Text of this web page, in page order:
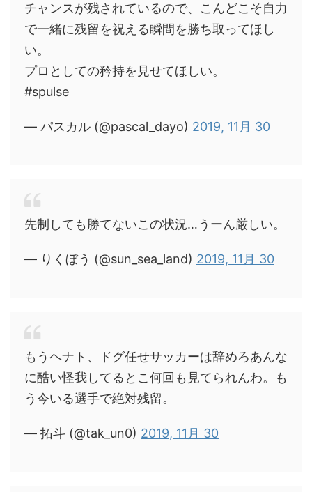
チャンスが残されているので、こんどこそ自力
で一緒に残留を祝える瞬間を勝ち取ってほし
い。
プロとしての矜持を見せてほしい。
#spulse
— パスカル (@pascal_dayo) 2019, 11月 30
先制しても勝てないこの状況…うーん厳しい。
— りくぼう (@sun_sea_land) 2019, 11月 30
もうヘナト、ドグ任せサッカーは辞めろあんな
に酷い怪我してるとこ何回も見てられんわ。も
う今いる選手で絶対残留。
— 拓斗 (@tak_un0) 2019, 11月 30